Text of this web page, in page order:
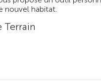
nouvel habitat.
Terrain